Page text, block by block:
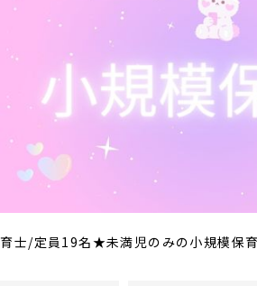
士/定員19名★未満児のみの小規模保